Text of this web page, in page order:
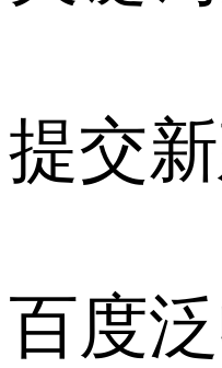
提交
百度